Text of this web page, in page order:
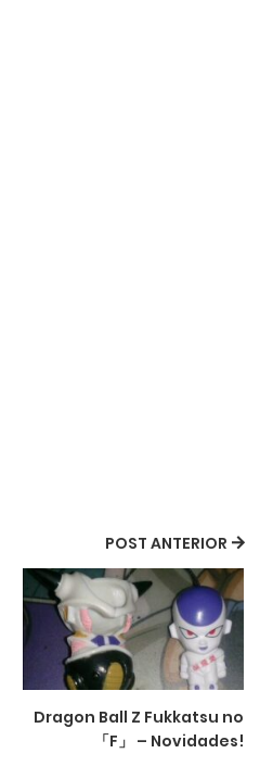
POST ANTERIOR
Dragon Ball Z Fukkatsu no
「F」 – Novidades!